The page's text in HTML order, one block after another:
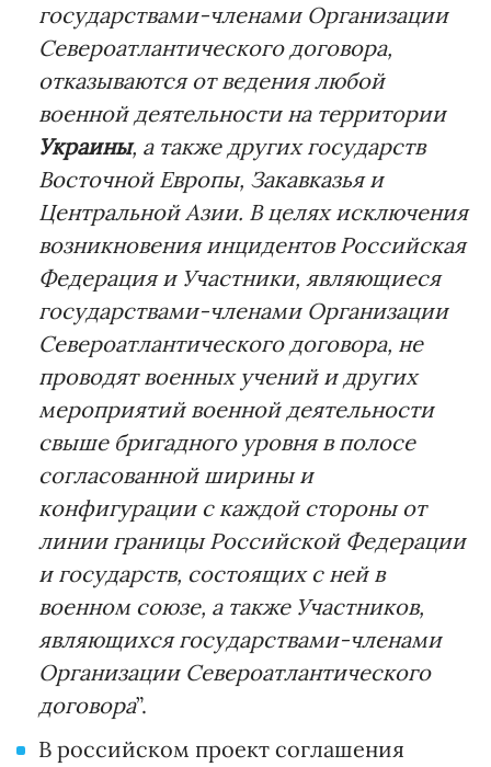
государствами-членами Организации
Североатлантического договора,
отказываются от ведения любой
военной деятельности на территории
Украины, а также других государств
Восточной Европы, Закавказья и
Центральной Азии. В целях исключения
возникновения инцидентов Российская
Федерация и Участники, являющиеся
государствами-членами Организации
Североатлантического договора, не
проводят военных учений и других
мероприятий военной деятельности
свыше бригадного уровня в полосе
согласованной ширины и
конфигурации с каждой стороны от
линии границы Российской Федерации
и государств, состоящих с ней в
военном союзе, а также Участников,
являющихся государствами-членами
Организации Североатлантического
договора”.
В российском проект соглашения